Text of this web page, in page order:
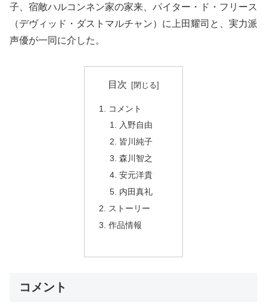
子、宿敵ハルコンネン家の家来、パイター・ド・フリース
（デヴィッド・ダストマルチャン）に上田耀司と、実力派
声優が一同に介した。
目次
コメント
入野自由
皆川純子
森川智之
安元洋貴
内田真礼
ストーリー
作品情報
コメント